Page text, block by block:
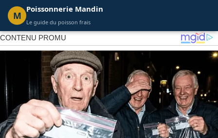
M
Poissonnerie Mandin
Le guide du poisson frais